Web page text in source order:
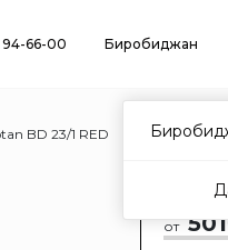
94-66-00 Биробиджан
BD 23/1 RED
от 501